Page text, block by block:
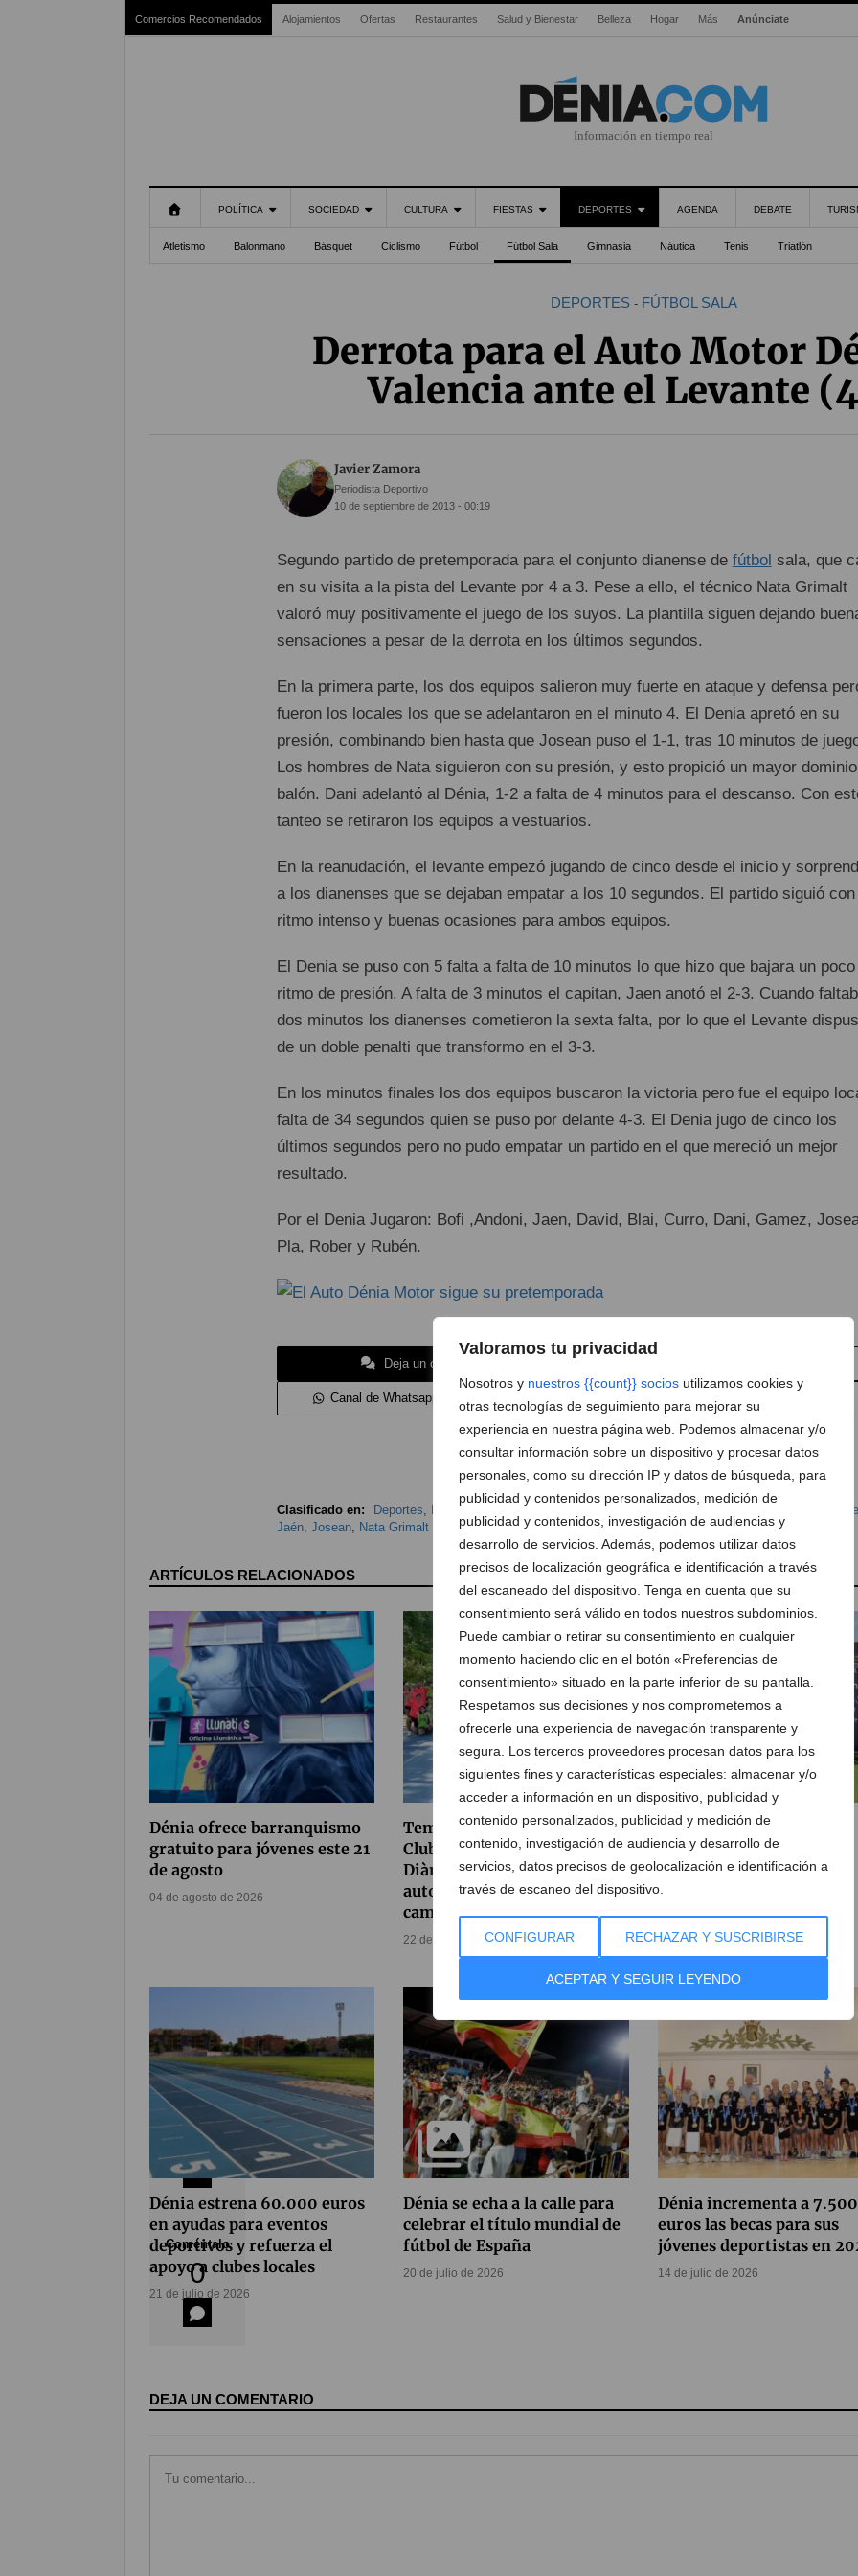
Valoramos tu privacidad
Nosotros y nuestros {{count}} socios utilizamos cookies y
otras tecnologías de seguimiento para mejorar su
experiencia en nuestra página web. Podemos almacenar y/o
consultar información sobre un dispositivo y procesar datos
personales, como su dirección IP y datos de búsqueda, para
publicidad y contenidos personalizados, medición de
publicidad y contenidos, investigación de audiencias y
desarrollo de servicios. Además, podemos utilizar datos
precisos de localización geográfica e identificación a través
del escaneado del dispositivo. Tenga en cuenta que su
consentimiento será válido en todos nuestros subdominios.
Puede cambiar o retirar su consentimiento en cualquier
momento haciendo clic en el botón «Preferencias de
consentimiento» situado en la parte inferior de su pantalla.
Respetamos sus decisiones y nos comprometemos a
ofrecerle una experiencia de navegación transparente y
segura. Los terceros proveedores procesan datos para los
siguientes fines y características especiales: almacenar y/o
acceder a información en un dispositivo, publicidad y
contenido personalizados, publicidad y medición de
contenido, investigación de audiencia y desarrollo de
servicios, datos precisos de geolocalización e identificación a
través de escaneo del dispositivo.
CONFIGURAR RECHAZAR Y SUSCRIBIRSE
ACEPTAR Y SEGUIR LEYENDO
Comercios Recomendados Alojamientos Ofertas Restaurantes Salud y Bienestar Belleza Hogar Más Anúnciate
Información en tiempo real
POLÍTICA SOCIEDAD CULTURA FIESTAS DEPORTES AGENDA DEBATE
Atletismo Balonmano Básquet Ciclismo Fútbol Fútbol Sala Gimnasia Náutica Tenis Triatlón
DEPORTES- FÚTBOL SALA
Derrota para el Auto Motor
Valencia ante el Levante
Compártelo
56
Coméntalo
0
Javier Zamora
Periodista Deportivo
10 de septiembre de 2013 - 00:19
Segundo partido de pretemporada para el conjunto dianense de fútbol sala, que
en su visita a la pista del Levante por 4 a 3. Pese a ello, el técnico Nata Grimalt
valoró muy positivamente el juego de los suyos. La plantilla siguen dejando
sensaciones a pesar de la derrota en los últimos segundos.
En la primera parte, los dos equipos salieron muy fuerte en ataque y defensa
fueron los locales los que se adelantaron en el minuto 4. El Denia apretó en su
presión, combinando bien hasta que Josean puso el 1-1, tras 10 minutos de
Los hombres de Nata siguieron con su presión, y esto propició un mayor
balón. Dani adelantó al Dénia, 1-2 a falta de 4 minutos para el descanso. Con
tanteo se retiraron los equipos a vestuarios.
En la reanudación, el levante empezó jugando de cinco desde el inicio y
a los dianenses que se dejaban empatar a los 10 segundos. El partido siguió con
ritmo intenso y buenas ocasiones para ambos equipos.
El Denia se puso con 5 falta a falta de 10 minutos lo que hizo que bajara un
ritmo de presión. A falta de 3 minutos el capitan, Jaen anotó el 2-3. Cuando
dos minutos los dianenses cometieron la sexta falta, por lo que el Levante
de un doble penalti que transformo en el 3-3.
En los minutos finales los dos equipos buscaron la victoria pero fue el equipo
falta de 34 segundos quien se puso por delante 4-3. El Denia jugo de cinco los
últimos segundos pero no pudo empatar un partido en el que mereció un mejor
resultado.
Por el Denia Jugaron: Bofi ,Andoni, Jaen, David, Blai, Curro, Dani, Gamez,
Pla, Rober y Rubén.
Deja un comentario
Canal de Whatsapp Anúnciate en Dénia.com
Clasificado en: Deportes, Fútbol Sala Andoni Auto Dénia Motors
Jaén, Josean, Nata Grimalt Dénia,Pla,Rober,Rubén
ARTÍCULOS RELACIONADOS
Dénia ofrece barranquismo
gratuito para jóvenes este 21
de agosto
04 de agosto de 2026
Temporada histórica para el
Club de Atletismo Baleària
Diànium: logros nacionales,
autonómicos y récord en su
campus
22 de julio de 2026
Hito histórico del Club
Natació Dénia en el
Campeonato de España
Infantil
21 de julio de 2026
Dénia estrena 60.000 euros
en ayudas para eventos
deportivos y refuerza el
apoyo a clubes locales
21 de julio de 2026
Dénia se echa a la calle para
celebrar el título mundial de
fútbol de España
20 de julio de 2026
Dénia incrementa a 7.500
euros las becas para sus
jóvenes deportistas en
14 de julio de 2026
DEJA UN COMENTARIO